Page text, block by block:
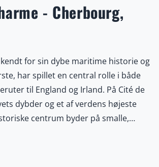
- Cherbourg,
for sin dybe maritime historie og
har spillet en central rolle i både
til England og Irland. På Cité de
dybder og et af verdens højeste
centrum byder på smalle,